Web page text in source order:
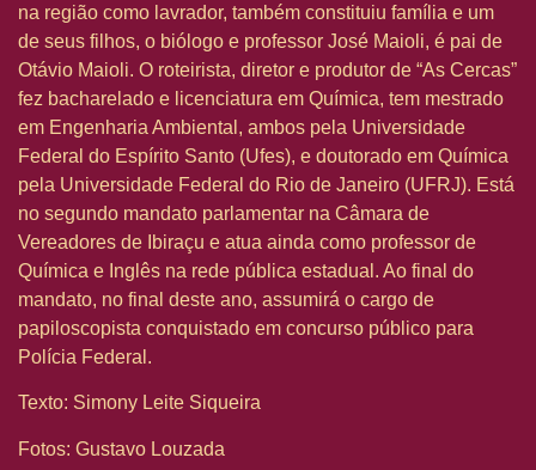
na região como lavrador, também constituiu família e um
de seus filhos, o biólogo e professor José Maioli, é pai de
Otávio Maioli. O roteirista, diretor e produtor de “As Cercas”
fez bacharelado e licenciatura em Química, tem mestrado
em Engenharia Ambiental, ambos pela Universidade
Federal do Espírito Santo (Ufes), e doutorado em Química
pela Universidade Federal do Rio de Janeiro (UFRJ). Está
no segundo mandato parlamentar na Câmara de
Vereadores de Ibiraçu e atua ainda como professor de
Química e Inglês na rede pública estadual. Ao final do
mandato, no final deste ano, assumirá o cargo de
papiloscopista conquistado em concurso público para
Polícia Federal.
Texto: Simony Leite Siqueira
Fotos: Gustavo Louzada